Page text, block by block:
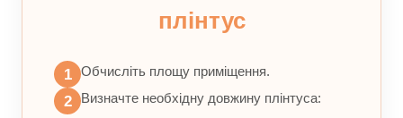
плінтус
1 Обчисліть площу приміщення.
2
Визначте необхідну довжину плінтуса: